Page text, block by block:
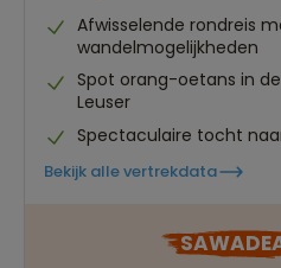
Afwisselende rondreis
wandelmogelijkheden
Spot orang-oetans in
Leuser
Spectaculaire tocht
Bekijk alle vertrekdata